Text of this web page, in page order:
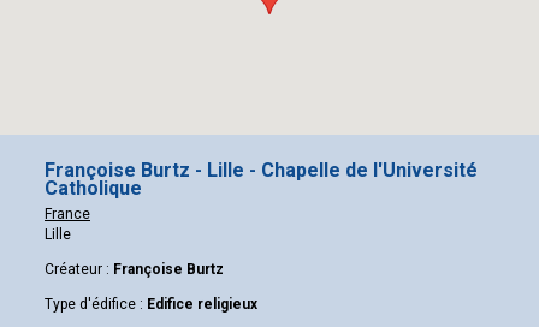
Françoise Burtz - Lille - Chapelle de l'Université
Catholique
France
Lille
Créateur : Françoise Burtz
Type d'édifice : Edifice religieux